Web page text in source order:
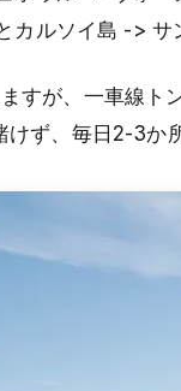
カルソイ島 ->
すが、一車線ト
けず、毎日2-3か